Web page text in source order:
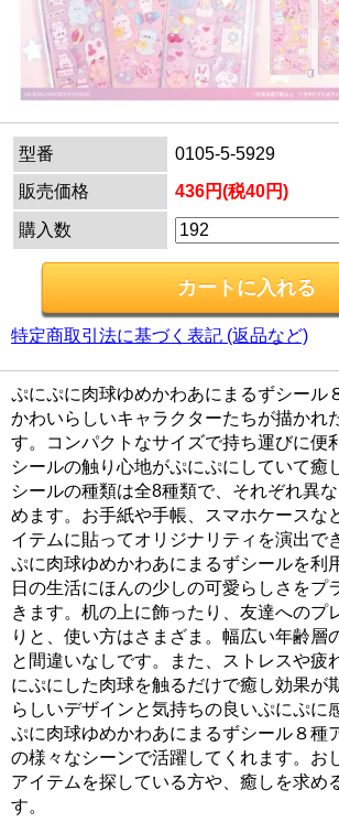
型番
0105-5-5929
販売価格
436円(税40円)
購入数
特定商取引法に基づく表記 (返品など)
ぷにぷに肉球ゆめかわあにまるずシール
かわいらしいキャラクターたちが描かれ
す。コンパクトなサイズで持ち運びに便
シールの触り心地がぷにぷにしていて癒
シールの種類は全8種類で、それぞれ異
めます。お手紙や手帳、スマホケースな
イテムに貼ってオリジナリティを演出で
ぷに肉球ゆめかわあにまるずシールを利
日の生活にほんの少しの可愛らしさをプ
きます。机の上に飾ったり、友達へのプ
りと、使い方はさまざま。幅広い年齢層
と間違いなしです。また、ストレスや疲
にぷにした肉球を触るだけで癒し効果が
らしいデザインと気持ちの良いぷにぷに
ぷに肉球ゆめかわあにまるずシール８種
の様々なシーンで活躍してくれます。お
アイテムを探している方や、癒しを求め
す。